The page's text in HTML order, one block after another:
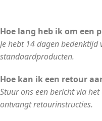
Hoe lang heb ik om een
Je hebt 14 dagen bedenktijd
standaardproducten.
Hoe kan ik een retour
Stuur ons een bericht via
ontvangt retourinstructies.